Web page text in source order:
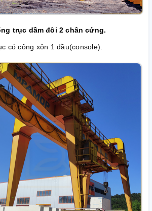
trục dầm đôi 2 chân cứng.
công xôn 1 đầu(console).